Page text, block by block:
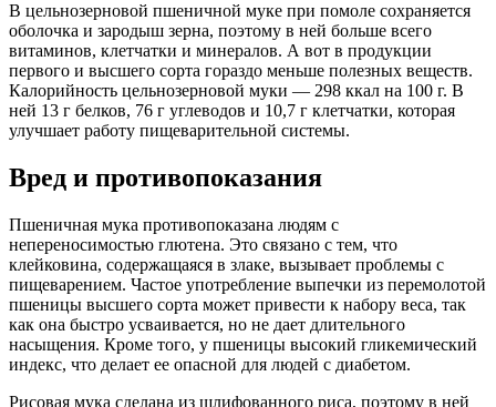
В цельнозерновой пшеничной муке при помоле сохраняется
оболочка и зародыш зерна, поэтому в ней больше всего
витаминов, клетчатки и минералов. А вот в продукции
первого и высшего сорта гораздо меньше полезных веществ.
Калорийность цельнозерновой муки — 298 ккал на 100 г. В
ней 13 г белков, 76 г углеводов и 10,7 г клетчатки, которая
улучшает работу пищеварительной системы.
Вред и противопоказания
Пшеничная мука противопоказана людям с
непереносимостью глютена. Это связано с тем, что
клейковина, содержащаяся в злаке, вызывает проблемы с
пищеварением. Частое употребление выпечки из перемолотой
пшеницы высшего сорта может привести к набору веса, так
как она быстро усваивается, но не дает длительного
насыщения. Кроме того, у пшеницы высокий гликемический
индекс, что делает ее опасной для людей с диабетом.
Рисовая мука сделана из шлифованного риса, поэтому в ней